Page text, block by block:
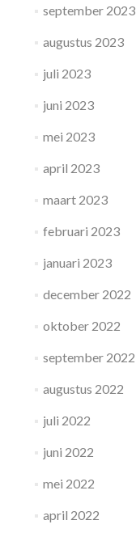
september 2023
augustus 2023
juli 2023
juni 2023
mei 2023
april 2023
maart 2023
februari 2023
januari 2023
december 2022
oktober 2022
september 2022
augustus 2022
juli 2022
juni 2022
mei 2022
april 2022